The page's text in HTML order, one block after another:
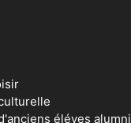
éléves alumni